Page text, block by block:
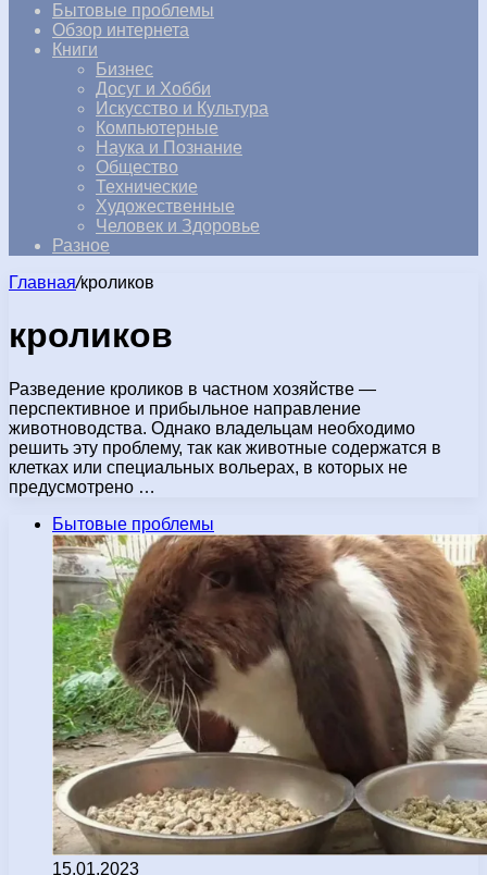
Бытовые проблемы
Обзор интернета
Книги
Бизнес
Досуг и Хобби
Искусство и Культура
Компьютерные
Наука и Познание
Общество
Технические
Художественные
Человек и Здоровье
Разное
Главная/кроликов
кроликов
Разведение кроликов в частном хозяйстве —
перспективное и прибыльное направление
животноводства. Однако владельцам необходимо
решить эту проблему, так как животные содержатся в
клетках или специальных вольерах, в которых не
предусмотрено …
Бытовые проблемы
15.01.2023